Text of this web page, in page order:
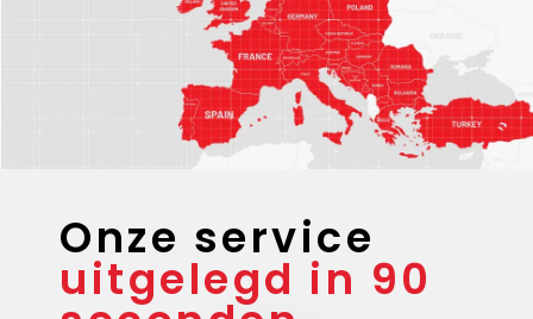
Onze service
uitgelegd in 90